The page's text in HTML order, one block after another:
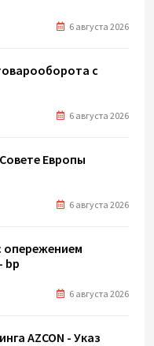
6 августа 2026
с
6 августа 2026
Европы
6 августа 2026
опережением
bp
6 августа 2026
AZCON - Указ